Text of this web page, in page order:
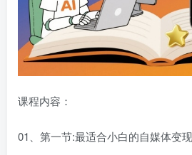
课程内容：
01、第一节:最适合小白的自媒体变